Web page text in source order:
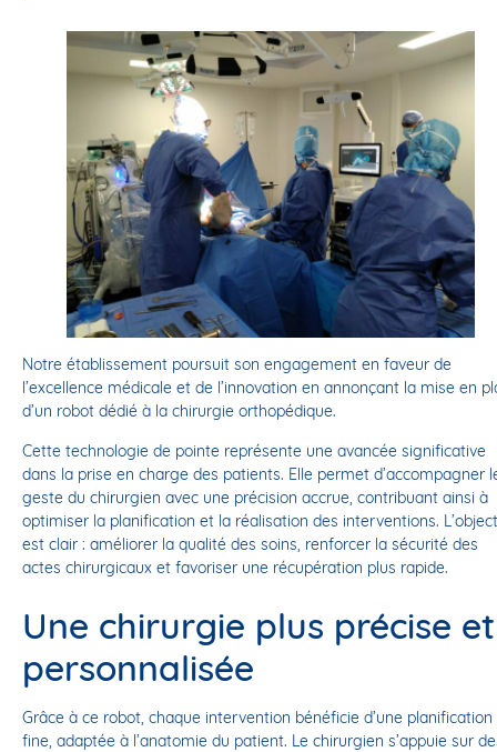
Notre établissement poursuit son engagement en faveur de
l’excellence médicale et de l’innovation en annonçant la mise en
d’un robot dédié à la chirurgie orthopédique.
Cette technologie de pointe représente une avancée significative
dans la prise en charge des patients. Elle permet d’accompagner
geste du chirurgien avec une précision accrue, contribuant ainsi à
optimiser la planification et la réalisation des interventions.
est clair : améliorer la qualité des soins, renforcer la sécurité des
actes chirurgicaux et favoriser une récupération plus rapide.
Une chirurgie plus précise et
personnalisée
Grâce à ce robot, chaque intervention bénéficie d’une planification
fine, adaptée à l’anatomie du patient. Le chirurgien s’appuie sur